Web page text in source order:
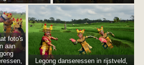
aan
Legong danseressen in rijstveld,